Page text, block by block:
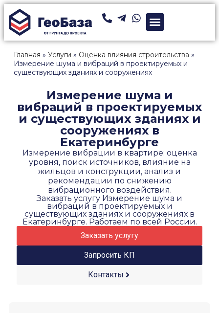
Главная » Услуги » Оценка влияния строительства »
Измерение шума и вибраций в проектируемых и
существующих зданиях и сооружениях
Измерение шума и
вибраций в проектируемых
и существующих зданиях и
сооружениях в
Екатеринбурге
Измерение вибрации в квартире: оценка
уровня, поиск источников, влияние на
жильцов и конструкции, анализ и
рекомендации по снижению
вибрационного воздействия.
Заказать услугу Измерение шума и
вибраций в проектируемых и
существующих зданиях и сооружениях в
Екатеринбурге. Работаем по всей России.
Заказать услугу
Запросить КП
Контакты